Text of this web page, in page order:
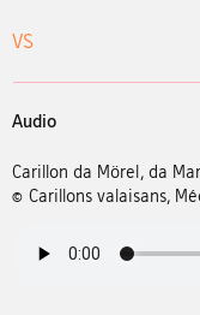
VS
Audio
Carillon da Mörel, da
© Carillons valaisans,